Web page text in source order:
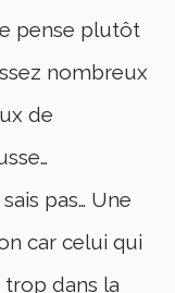
pense plutôt
nombreux
de
pas… Une
car celui qui
dans la